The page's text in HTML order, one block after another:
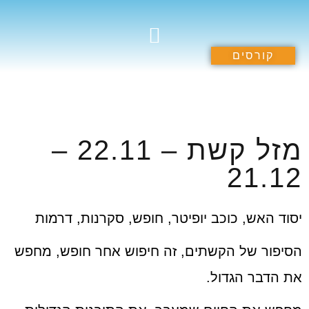
קורסים
מזל קשת – 22.11 –
21.12
יסוד האש, כוכב יופיטר, חופש, סקרנות, דרמות
הסיפור של הקשתים, זה חיפוש אחר חופש, מחפש
את הדבר הגדול.